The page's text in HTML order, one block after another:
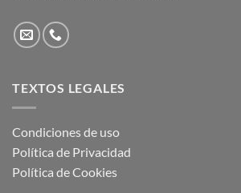
TEXTOS LEGALES
Condiciones de uso
Política de Privacidad
Política de Cookies